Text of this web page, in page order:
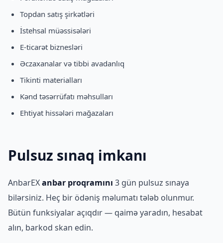
Topdan satış şirkətləri
İstehsal müəssisələri
E-ticarət biznesləri
Əczaxanalar və tibbi avadanlıq
Tikinti materialları
Kənd təsərrüfatı məhsulları
Ehtiyat hissələri mağazaları
Pulsuz sınaq imkanı
AnbarEXanbar proqramını 3 gün pulsuz sınaya
bilərsiniz. Heç bir ödəniş məlumatı tələb olunmur.
Bütün funksiyalar açıqdır — qaimə yaradın, hesabat
alın, barkod skan edin.